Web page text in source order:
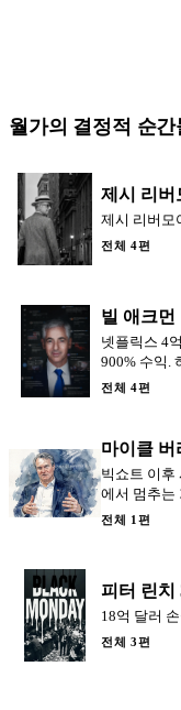
월가의 결정적 순간
제시 리버
제시 리버모
전체 4편
빌 애크먼
넷플릭스 4
900% 수익.
의 무기는
전체 4편
마이클 버
빅쇼트 이후
에서 멈추는
교훈.
전체 1편
피터 린치
18억 달러
전체 3편